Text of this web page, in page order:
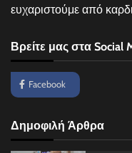
ευχαριστούμε από
Βρείτε μας στα Social
Facebook
Δημοφιλή Άρθρα